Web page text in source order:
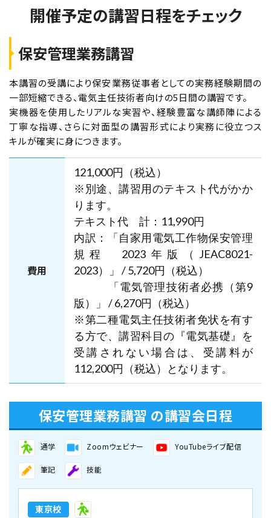
2026年11月28日（土） 2026年11月29日（日）
高圧受変電設備 継電器試験特訓講習 11
月28日・29日（2日間）
残席なし
東京校
高圧受変電設備入門講習 12月19日・20日
残りわずか(10席未満) 申込み時点
で満席の可能性がございます。
2027年1月23日（土） 2027年1月24日（日）
高圧受変電設備入門講習（竣工編） 1月23
日・24日（2日間）
空席あり
東京校
2027年2月6日（土） 2027年2月7日（日）
高圧受変電設備 継電器試験特訓講習 2月
6日・7日（2日間）
空席あり
開催予定の講習日程をチェック
保安管理業務講習
本講習の受講により保安業務従事者としての実務経験期間の
一部短縮できる、電気主任技術者向けの5日間の講習です。
実機器を使用したリアルな実習や、経験豊富な講師陣による
丁寧な指導、さらに対面型の講習形式により実務に役立つス
キルが確実に身につきます。
費用
121,000円（税込）
※別途、講習用のテキスト代がかか
ります。
テキスト代 計：11,990円
内訳：「自家用電気工作物保安管理
規程 2023年版（JEAC8021-
2023）」 / 5,720円（税込）
「電気管理技術者必携（第9
版）」 / 6,270円（税込）
※第二種電気主任技術者免状を有す
る方で、講習科目の『電気基礎』を
受講されない場合は、受講料が
112,200円（税込）となります。
保安管理業務講習 の講習会日程
通学 Zoomウェビナー YouTubeライブ配信
筆記 技能
東京校